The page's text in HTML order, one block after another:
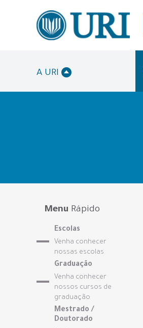
A URI
Menu Rápido
Escolas
Venha conhecer
nossas escolas
Graduação
Venha conhecer
nossos cursos de
graduação
Mestrado /
Doutorado